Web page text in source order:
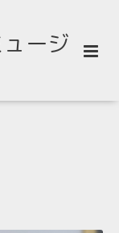
ージ